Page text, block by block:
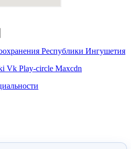
Республики Ингушетия
Vk Play-circle Maxcdn